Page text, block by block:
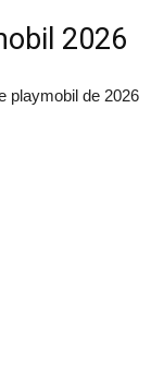
2026
playmobil de 2026